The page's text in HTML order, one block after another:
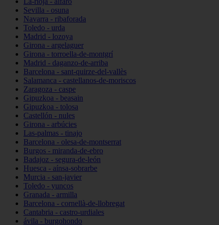
Sevilla - osuna
Navarra - ribaforada
Toledo - urda
Madrid - lozoya
Girona - argelaguer
Girona - torroella-de-montgrí
Madrid - daganzo-de-arriba
Barcelona - sant-quirze-del-vallès
Salamanca - castellanos-de-moriscos
Zaragoza - caspe
Gipuzkoa - beasain
Gipuzkoa - tolosa
Castellón - nules
Girona - arbúcies
Las-palmas - tinajo
Barcelona - olesa-de-montserrat
Burgos - miranda-de-ebro
Badajoz - segura-de-león
Huesca - aínsa-sobrarbe
Murcia - san-javier
Toledo - yuncos
Granada - armilla
Barcelona - cornellà-de-llobregat
Cantabria - castro-urdiales
ávila - burgohondo